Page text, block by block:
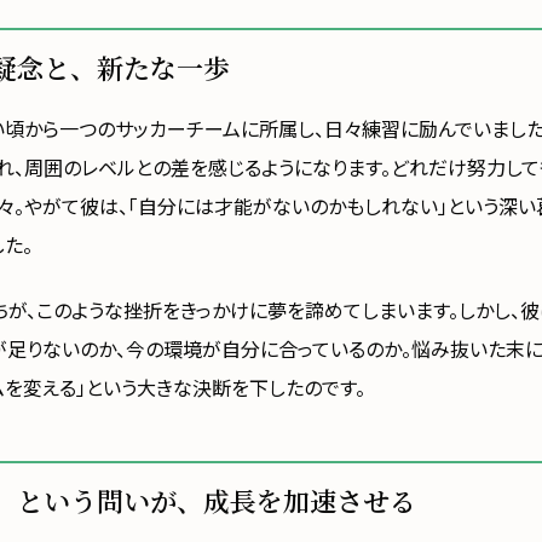
念と、新たな一歩
から一つのサッカーチームに所属し、日々練習に励んでいました
、周囲のレベルとの差を感じるようになります。どれだけ努力し
。やがて彼は、「自分には才能がないのかもしれない」という深
。
、このような挫折をきっかけに夢を諦めてしまいます。しかし、
足りないのか、今の環境が自分に合っているのか。悩み抜いた末
変える」という大きな決断を下したのです。
という問いが、成長を加速させる